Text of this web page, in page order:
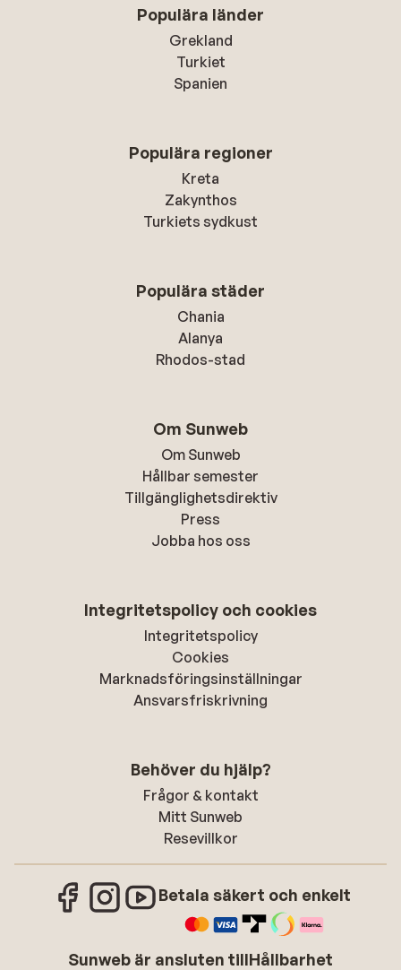
Populära länder
Grekland
Turkiet
Spanien
Populära regioner
Kreta
Zakynthos
Turkiets sydkust
Populära städer
Chania
Alanya
Rhodos-stad
Om Sunweb
Om Sunweb
Hållbar semester
Tillgänglighetsdirektiv
Press
Jobba hos oss
Integritetspolicy och cookies
Integritetspolicy
Cookies
Marknadsföringsinställningar
Ansvarsfriskrivning
Behöver du hjälp?
Frågor & kontakt
Mitt Sunweb
Resevillkor
Betala säkert och enkelt
Sunweb är ansluten tillHållbarhet